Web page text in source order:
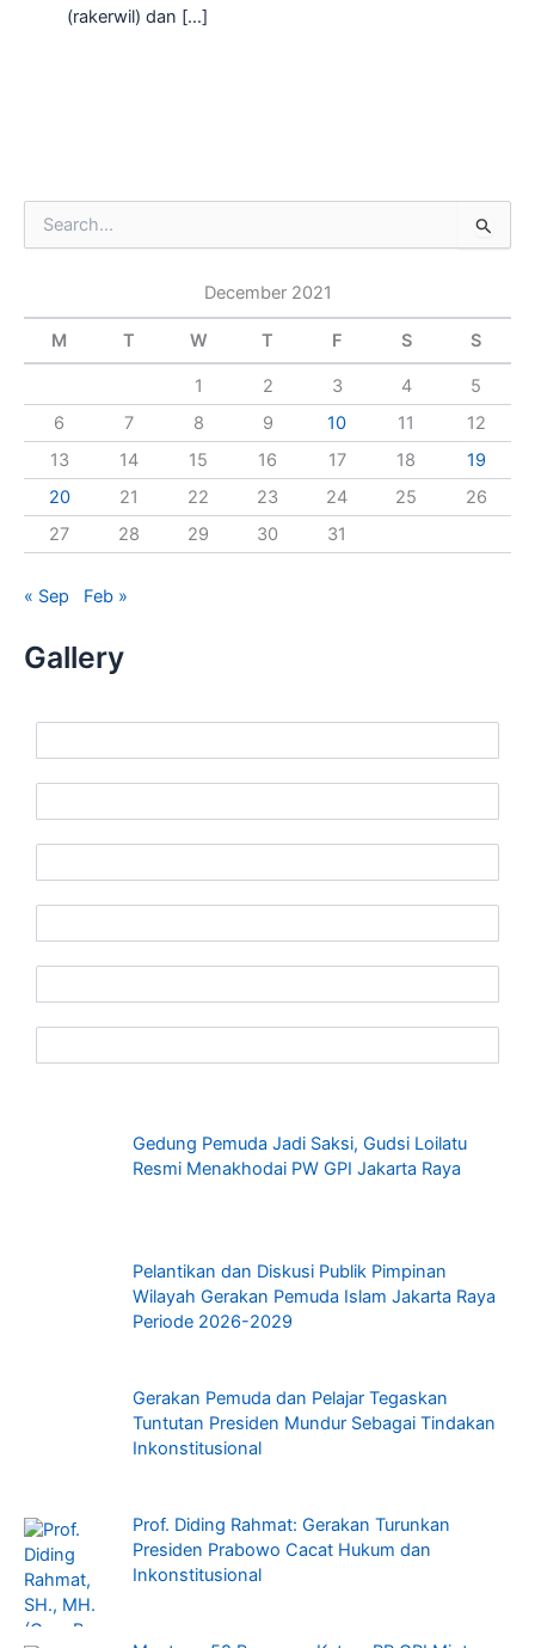
(rakerwil) dan […]
e
c
f
:
December 2021
M T W T F S S
1 2 3 4
5
6
7 8 9 10 11
12
13
14 15 16 17 18
19
20
21 22 23 24 25
26
27
28 29 30 31
« Sep Feb »
Gallery
Gedung Pemuda Jadi Saksi, Gudsi Loilatu
Resmi Menakhodai PW GPI Jakarta Raya
Pelantikan dan Diskusi Publik Pimpinan
Wilayah Gerakan Pemuda Islam Jakarta Raya
Periode 2026-2029
Gerakan Pemuda dan Pelajar Tegaskan
Tuntutan Presiden Mundur Sebagai Tindakan
Inkonstitusional
Prof. Diding Rahmat: Gerakan Turunkan
Presiden Prabowo Cacat Hukum dan
Inkonstitusional